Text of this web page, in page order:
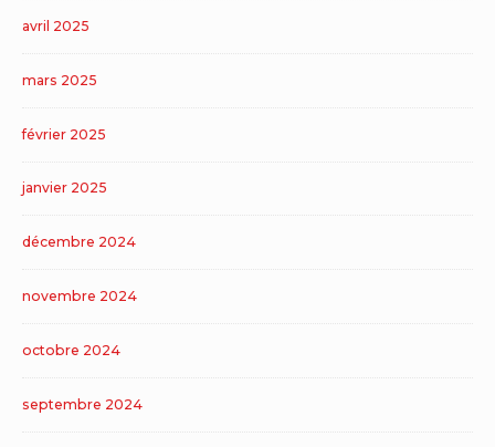
avril 2025
mars 2025
février 2025
janvier 2025
décembre 2024
novembre 2024
octobre 2024
septembre 2024